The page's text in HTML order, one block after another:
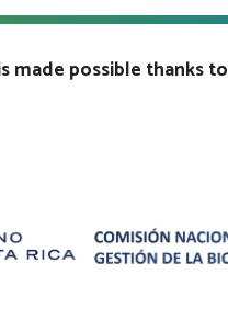
made possible thanks to